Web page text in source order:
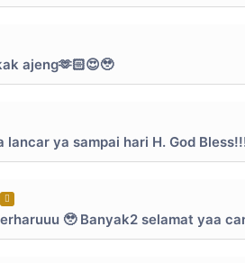
ajeng🫶🏻😍🥹
lancar ya sampai hari H. God
🥹 Banyak2 selamat yaa